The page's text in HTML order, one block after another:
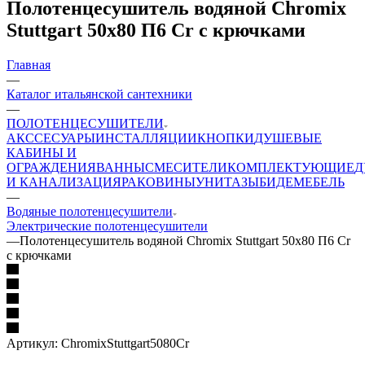
Полотенцесушитель водяной Chromix
Stuttgart 50x80 П6 Cr с крючками
Главная
—
Каталог итальянской сантехники
—
ПОЛОТЕНЦЕСУШИТЕЛИ
АКССЕСУАРЫИНСТАЛЛЯЦИИКНОПКИДУШЕВЫЕ
КАБИНЫ И
ОГРАЖДЕНИЯВАННЫСМЕСИТЕЛИКОМПЛЕКТУЮЩИЕ
И КАНАЛИЗАЦИЯРАКОВИНЫУНИТАЗЫБИДЕМЕБЕЛЬ
—
Водяные полотенцесушители
Электрические полотенцесушители
—Полотенцесушитель водяной Chromix Stuttgart 50x80 П6 Cr
с крючками
Артикул: ChromixStuttgart5080Cr